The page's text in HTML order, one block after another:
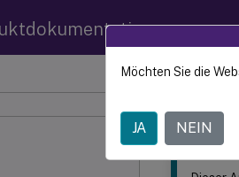
Dieser Inhalt
Möchten Sie die
JA NEIN